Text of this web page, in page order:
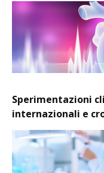
Sperimentazioni
internazionali e